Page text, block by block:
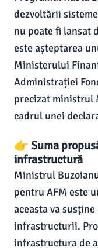
dezvoltării
nu poate fi lansat
este așteptarea
Ministerului
Administrației
precizat ministrul
cadrul unei
👉 Suma
infrastructură
Ministrul
pentru AFM este
aceasta va
infrastructurii.
infrastructura de